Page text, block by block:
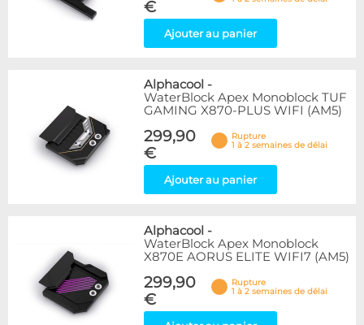
€
Ajouter au panier
Alphacool -
WaterBlock Apex Monoblock TUF
GAMING X870-PLUS WIFI (AM5)
299,90
€
Rupture
1 à 2 semaines de délai
Ajouter au panier
Alphacool -
WaterBlock Apex Monoblock
X870E AORUS ELITE WIFI7 (AM5)
299,90
€
Rupture
1 à 2 semaines de délai